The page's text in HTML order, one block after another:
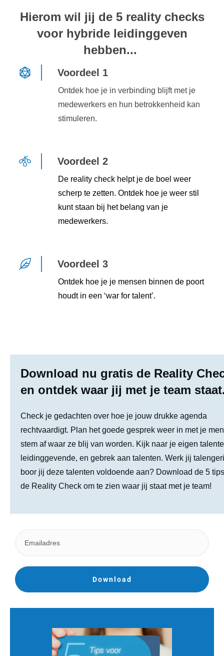
Hierom wil jij de 5 reality checks
voor hybride leidinggeven
hebben...
Voordeel 1
Ontdek hoe je in verbinding blijft met je
medewerkers en hun betrokkenheid kan
stimuleren.
Voordeel 2
De reality check helpt je de boel weer
scherp te zetten. Ontdek hoe je weer stil
kunt staan bij het belang van je
medewerkers.
Voordeel 3
Ontdek hoe je je mensen binnen de poort
houdt in een ‘war for talent’.
Download nu gratis de Reality
en ontdek waar jij met je team
Check je gedachten over hoe je jouw drukke agenda
rechtvaardigt. Plan het goede gesprek weer in met je
stem af waar ze blij van worden. Kijk naar je eigen
leidinggevende, en gebrek aan talenten. Werk jij
boor jij deze talenten voldoende aan? Download de 5
de Reality Check om te zien waar jij staat met je team!
Download